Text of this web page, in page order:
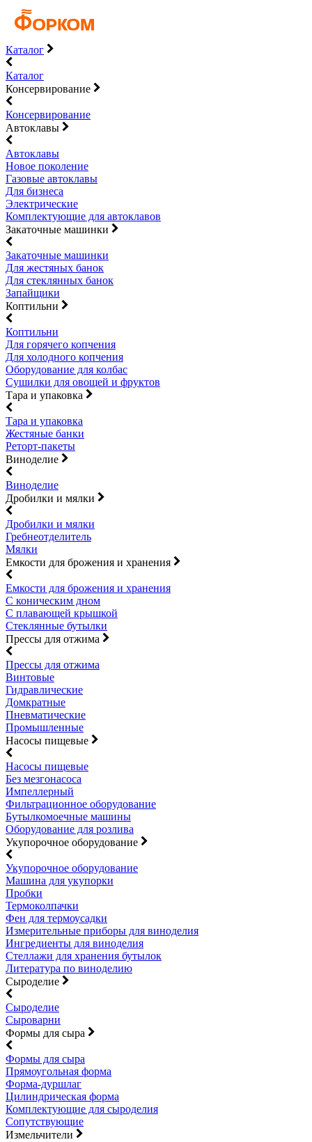
Каталог
Каталог
Консервирование
Консервирование
Автоклавы
Автоклавы
Новое поколение
Газовые автоклавы
Для бизнеса
Электрические
Комплектующие для автоклавов
Закаточные машинки
Закаточные машинки
Для жестяных банок
Для стеклянных банок
Запайщики
Коптильни
Коптильни
Для горячего копчения
Для холодного копчения
Оборудование для колбас
Сушилки для овощей и фруктов
Тара и упаковка
Тара и упаковка
Жестяные банки
Реторт-пакеты
Виноделие
Виноделие
Дробилки и мялки
Дробилки и мялки
Гребнеотделитель
Мялки
Емкости для брожения и хранения
Емкости для брожения и хранения
С коническим дном
С плавающей крышкой
Стеклянные бутылки
Прессы для отжима
Прессы для отжима
Винтовые
Гидравлические
Домкратные
Пневматические
Промышленные
Насосы пищевые
Насосы пищевые
Без мезгонасоса
Импеллерный
Фильтрационное оборудование
Бутылкомоечные машины
Оборудование для розлива
Укупорочное оборудование
Укупорочное оборудование
Машина для укупорки
Пробки
Термоколпачки
Фен для термоусадки
Измерительные приборы для виноделия
Ингредиенты для виноделия
Стеллажи для хранения бутылок
Литература по виноделию
Сыроделие
Сыроделие
Сыроварни
Формы для сыра
Формы для сыра
Прямоугольная форма
Форма-дуршлаг
Цилиндрическая форма
Комплектующие для сыроделия
Сопутствующие
Измельчители